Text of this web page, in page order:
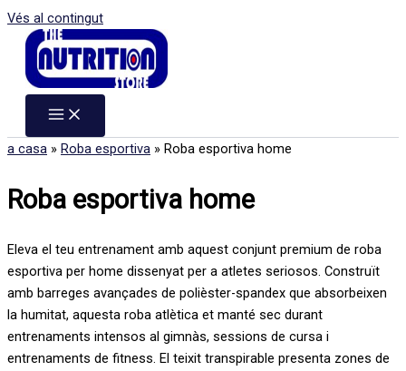
Vés al contingut
a casa » Roba esportiva » Roba esportiva home
Roba esportiva home
Eleva el teu entrenament amb aquest conjunt premium de roba
esportiva per home dissenyat per a atletes seriosos. Construït
amb barreges avançades de polièster-spandex que absorbeixen
la humitat, aquesta roba atlètica et manté sec durant
entrenaments intensos al gimnàs, sessions de cursa i
entrenaments de fitness. El teixit transpirable presenta zones de